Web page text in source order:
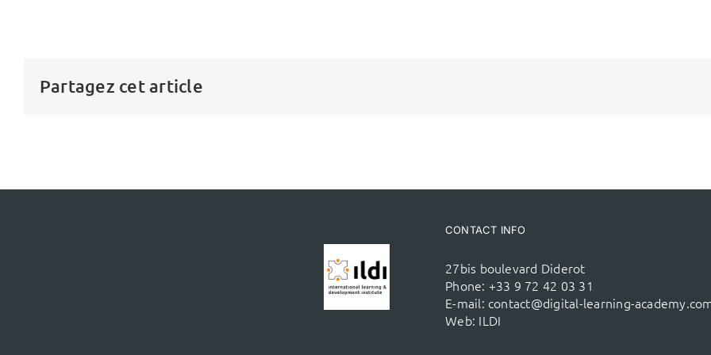
Partagez cet article
CONTACT INFO
27bis boulevard Diderot
Phone: +33 9 72 42 03 31
E-mail: contact@digital-learning-
Web: ILDI